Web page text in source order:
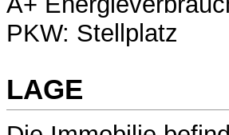
PKW: Stellplatz
LAGE